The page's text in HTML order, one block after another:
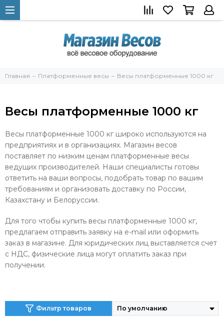
Главная Платформенные весы Весы платформенные 1000 кг
Весы платформенные 1000 кг
Весы платформенные 1000 кг широко используются на
предприятиях и в организациях. Магазин весов
поставляет по низким ценам платформенные весы
ведущих производителей. Наши специалисты готовы
ответить на ваши вопросы, подобрать товар по вашим
требованиям и организовать доставку по России,
Казахстану и Белоруссии.
Для того чтобы купить весы платформенные 1000 кг,
предлагаем отправить заявку на e-mail или оформить
заказ в магазине. Для юридических лиц выставляется счет
с НДС, физические лица могут оплатить заказ при
получении.
Фильтр товаров